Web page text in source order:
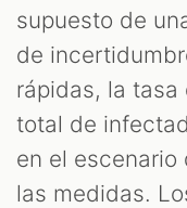
supuesto de
de
rápidas, la
total de
en el escenario
las medidas.